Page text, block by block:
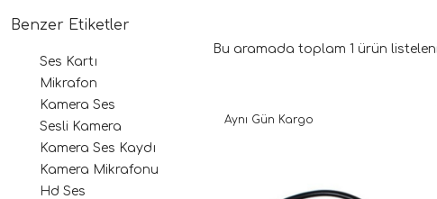
Benzer Etiketler
Ses Kartı
Mikrafon
Kamera Ses
Sesli Kamera
Kamera Ses Kaydı
Kamera Mikrafonu
Hd Ses
Bu aramada toplam 1 ürün
Aynı Gün Kargo